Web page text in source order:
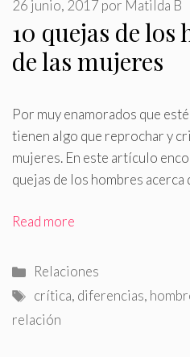
10 quejas de los
de las mujeres
26 junio, 2017 por Matilda B
Por muy enamorados que
tienen algo que reprochar y
mujeres. En este artículo
quejas de los hombres acerca
Read more
Categorías
Relaciones
Etiquetas
crítica, diferencias,
relación